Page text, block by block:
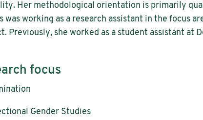
Her methodological orientation is primarily
was working as a research assistant in the focus
Previously, she worked as a student assistant at
focus
Gender Studies